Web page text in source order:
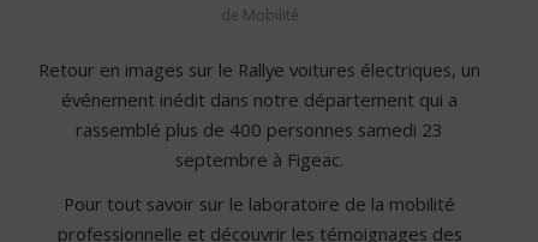
de Mobilité
Retour en images sur le Rallye voitures électriques, un
événement inédit dans notre département qui a
rassemblé plus de 400 personnes samedi 23
septembre à Figeac.
Pour tout savoir sur le laboratoire de la mobilité
professionnelle et découvrir les témoignages des